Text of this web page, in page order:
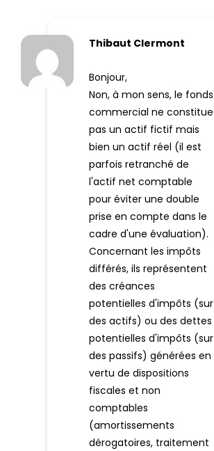
Thibaut Clermont
Bonjour,
Non, à mon sens, le fonds
commercial ne constitue
pas un actif fictif mais
bien un actif réel (il est
parfois retranché de
l'actif net comptable
pour éviter une double
prise en compte dans le
cadre d'une évaluation).
Concernant les impôts
différés, ils représentent
des créances
potentielles d'impôts (sur
des actifs) ou des dettes
potentielles d'impôts (sur
des passifs) générées en
vertu de dispositions
fiscales et non
comptables
(amortissements
dérogatoires, traitement